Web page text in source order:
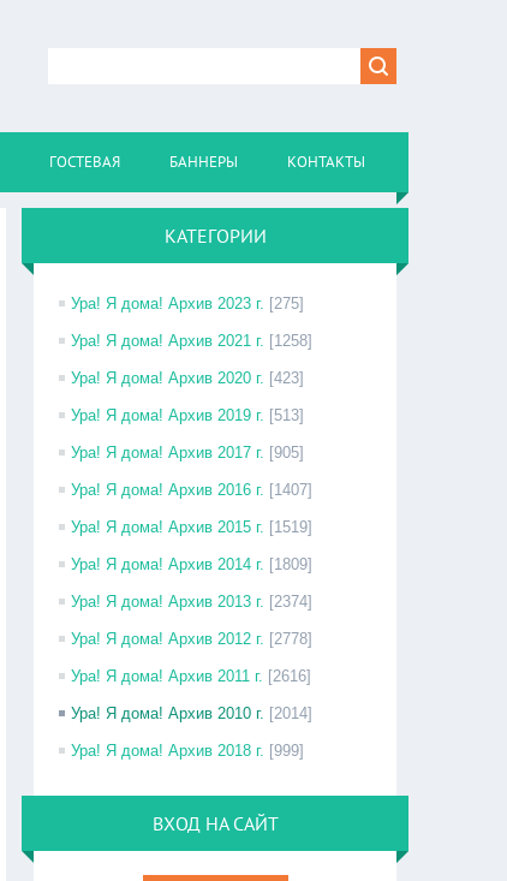
ГОСТЕВАЯ БАННЕРЫ КОНТАКТЫ
КАТЕГОРИИ
Ура! Я дома! Архив 2023 г. [275]
Ура! Я дома! Архив 2021 г. [1258]
Ура! Я дома! Архив 2020 г. [423]
Ура! Я дома! Архив 2019 г. [513]
Ура! Я дома! Архив 2017 г. [905]
Ура! Я дома! Архив 2016 г. [1407]
Ура! Я дома! Архив 2015 г. [1519]
Ура! Я дома! Архив 2014 г. [1809]
Ура! Я дома! Архив 2013 г. [2374]
Ура! Я дома! Архив 2012 г. [2778]
Ура! Я дома! Архив 2011 г. [2616]
Ура! Я дома! Архив 2010 г. [2014]
Ура! Я дома! Архив 2018 г. [999]
ВХОД НА САЙТ